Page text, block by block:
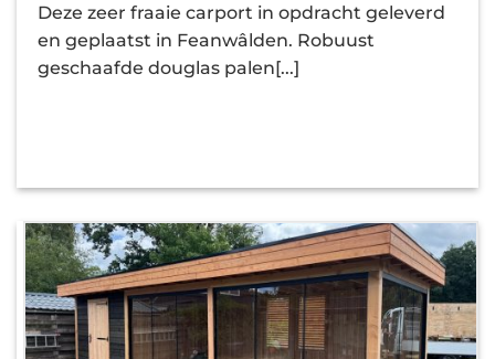
Deze zeer fraaie carport in opdracht geleverd
en geplaatst in Feanwâlden. Robuust
geschaafde douglas palen[...]